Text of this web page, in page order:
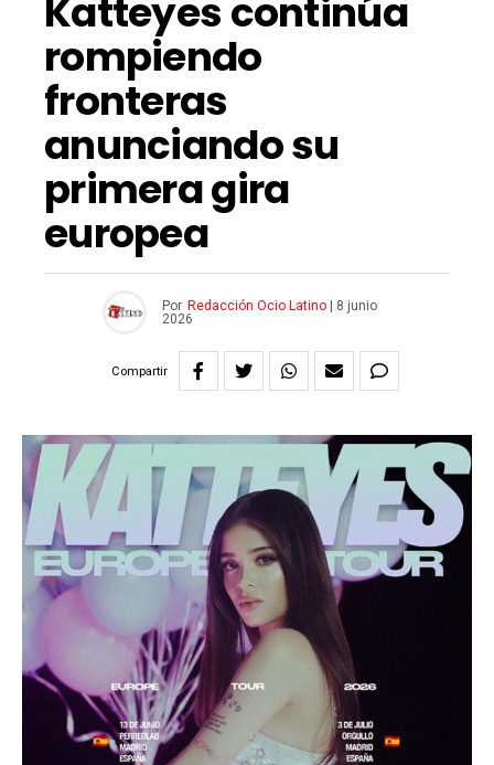
Katteyes continúa
rompiendo
fronteras
anunciando su
primera gira
europea
Por Redacción Ocio Latino
8 junio
2026
Compartir